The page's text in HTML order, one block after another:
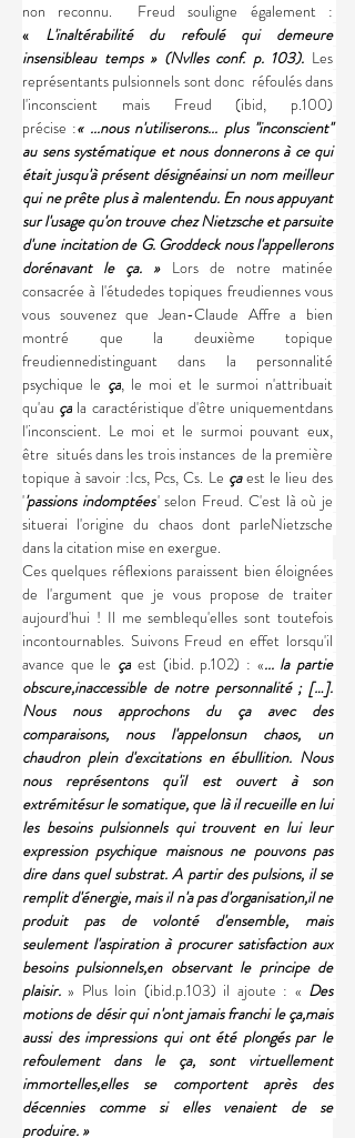
« L'inaltérabilité du refoulé qui demeure
insensibleau temps » (Nvlles conf. p. 103). Les
représentants pulsionnels sont donc  réfoulés dans
l'inconscient mais Freud (ibid, p.100)
précise :« ...nous n'utiliserons... plus ''inconscient''
au sens systématique et nous donnerons à ce qui
était jusqu'à présent désignéainsi un nom meilleur
qui ne prête plus à malentendu. En nous appuyant
sur l'usage qu'on trouve chez Nietzsche et parsuite
d'une incitation de G. Groddeck nous l'appellerons
dorénavant le ça. » Lors de notre matinée
consacrée à l'étudedes topiques freudiennes vous
vous souvenez que Jean-Claude Affre a bien
montré que la deuxième topique
freudiennedistinguant dans la personnalité
psychique le ça, le moi et le surmoi n'attribuait
qu'au ça la caractéristique d'être uniquementdans
l'inconscient. Le moi et le surmoi pouvant eux,
être  situés dans les trois instances  de la première
topique à savoir :Ics, Pcs, Cs. Le ça est le lieu des
''passions indomptées'' selon Freud. C'est là où je
situerai l'origine du chaos dont parleNietzsche
dans la citation mise en exergue.
Ces quelques réflexions paraissent bien éloignées
de l'argument que je vous propose de traiter
aujourd'hui ! Il me semblequ'elles sont toutefois
incontournables. Suivons Freud en effet lorsqu'il
avance que le ça est (ibid. p.102) : «... la partie
obscure,inaccessible de notre personnalité ; […].
Nous nous approchons du ça avec des
comparaisons, nous l'appelonsun chaos, un
chaudron plein d'excitations en ébullition. Nous
nous représentons qu'il est ouvert à son
extrémitésur le somatique, que là il recueille en lui
les besoins pulsionnels qui trouvent en lui leur
expression psychique maisnous ne pouvons pas
dire dans quel substrat. A partir des pulsions, il se
remplit d'énergie, mais il n'a pas d'organisation,il ne
produit pas de volonté d'ensemble, mais
seulement l'aspiration à procurer satisfaction aux
besoins pulsionnels,en observant le principe de
plaisir. » Plus loin (ibid.p.103) il ajoute : « Des
motions de désir qui n'ont jamais franchi le ça,mais
aussi des impressions qui ont été plongés par le
refoulement dans le ça, sont virtuellement
immortelles,elles se comportent après des
décennies comme si elles venaient de se
produire. »